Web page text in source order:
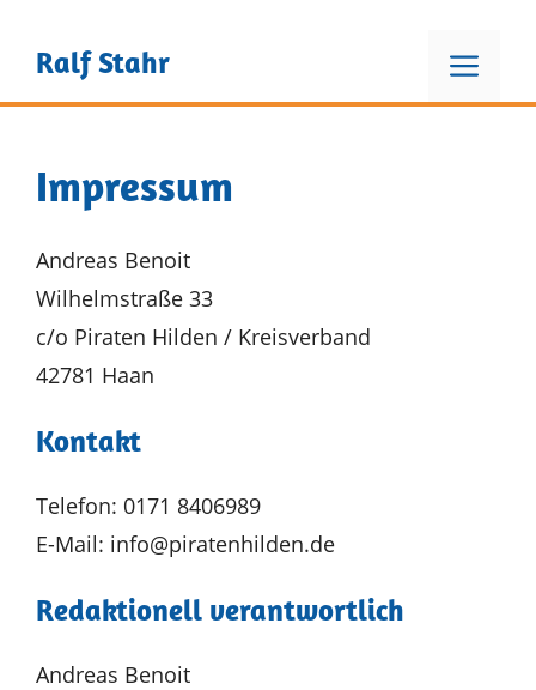
Inhalt
springen
Ralf Stahr
Impressum
Andreas Benoit
Wilhelmstraße 33
c/o Piraten Hilden / Kreisverband
42781 Haan
Kontakt
Telefon: 0171 8406989
E-Mail: info@piratenhilden.de
Redaktionell verantwortlich
Andreas Benoit